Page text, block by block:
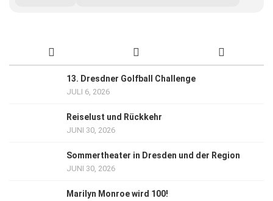
13. Dresdner Golfball Challenge
JULI 6, 2026
Reiselust und Rückkehr
JUNI 30, 2026
Sommertheater in Dresden und der Region
JUNI 30, 2026
Marilyn Monroe wird 100!